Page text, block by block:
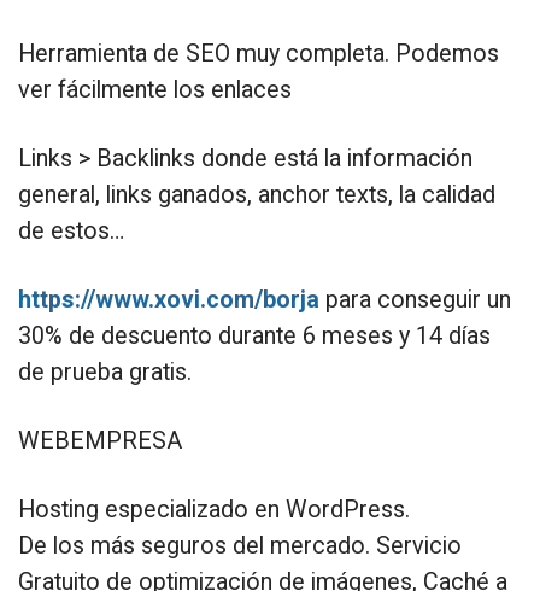
Herramienta de SEO muy completa. Podemos
ver fácilmente los enlaces
Links > Backlinks donde está la información
general, links ganados, anchor texts, la calidad
de estos…
https://www.xovi.com/borja para conseguir un
30% de descuento durante 6 meses y 14 días
de prueba gratis.
WEBEMPRESA
Hosting especializado en WordPress.
De los más seguros del mercado. Servicio
Gratuito de optimización de imágenes, Caché a